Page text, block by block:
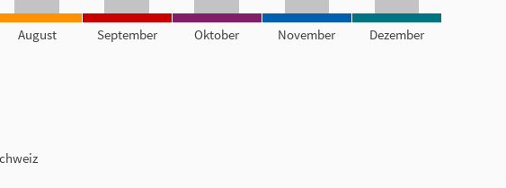
August September Oktober November Dezember